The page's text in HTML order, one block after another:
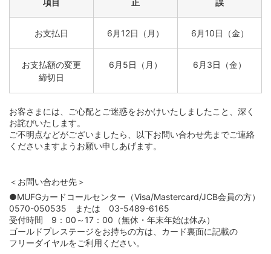
項目 正 誤
お支払日 6月12日（月） 6月10日（金）
お支払額の変更
締切日
6月5日（月） 6月3日（金）
お客さまには、ご心配とご迷惑をおかけいたしましたこと、深く
お詫びいたします。
ご不明点などがございましたら、以下お問い合わせ先までご連絡
くださいますようお願い申しあげます。
＜お問い合わせ先＞
●MUFGカードコールセンター（Visa/Mastercard/JCB会員の方）
0570-050535 または 03-5489-6165
受付時間 9：00～17：00（無休・年末年始は休み）
ゴールドプレステージをお持ちの方は、カード裏面に記載の
フリーダイヤルをご利用ください。